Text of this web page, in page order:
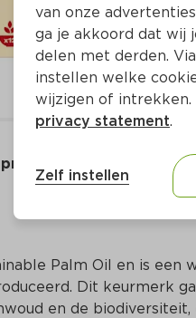
Palm Oil en is
Dit keurmerk
en de
van onze
ga je akkoord dat wij
delen met derden. Via
instellen welke
wijzigen of intrekken.
privacy statement.
Zelf instellen